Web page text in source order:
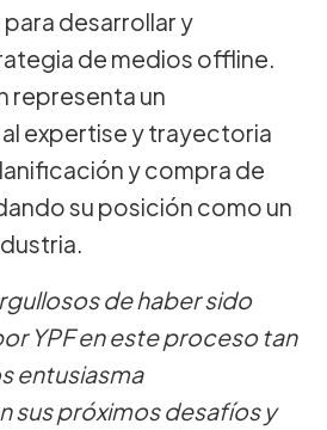
desarrollar y
de medios offline.
representa un
expertise y trayectoria
y compra de
su posición como un
de haber sido
YPF en este proceso tan
entusiasma
sus próximos desafíos y